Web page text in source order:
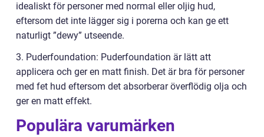
idealiskt för personer med normal eller oljig hud,
eftersom det inte lägger sig i porerna och kan ge ett
naturligt ”dewy” utseende.
3. Puderfoundation: Puderfoundation är lätt att
applicera och ger en matt finish. Det är bra för personer
med fet hud eftersom det absorberar överflödig olja och
ger en matt effekt.
Populära varumärken